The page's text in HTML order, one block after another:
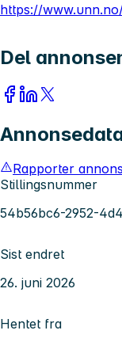
https://
Del
Rapporter
Stillingsnummer
54b56bc6-2952-
Sist endret
26. juni 2026
Hentet fra